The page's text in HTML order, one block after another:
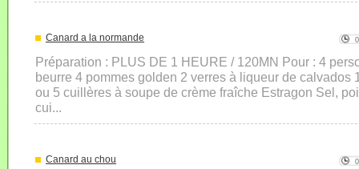
Canard a la normande
Préparation : PLUS DE 1 HEURE / 120MN Pour : 4
beurre 4 pommes golden 2 verres à liqueur de calvados
ou 5 cuillères à soupe de crème fraîche Estragon Sel,
cui...
Canard au chou